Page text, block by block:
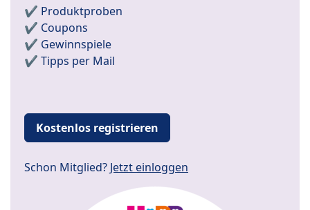
✔️ Produktproben
✔️ Coupons
✔️ Gewinnspiele
✔️ Tipps per Mail
Kostenlos registrieren
Schon Mitglied? Jetzt einloggen